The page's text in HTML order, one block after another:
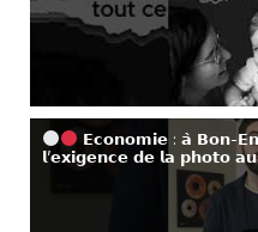
𝗘𝗰𝗼𝗻𝗼𝗺𝗶𝗲 : 𝗮̀ 𝗕𝗼𝗻-
𝗹’𝗲𝘅𝗶𝗴𝗲𝗻𝗰𝗲 𝗱𝗲 𝗹𝗮 𝗽𝗵𝗼𝘁𝗼